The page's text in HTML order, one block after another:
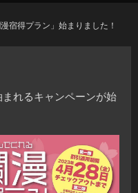
漫宿得プラン」始まりました！
まれるキャンペーンが始